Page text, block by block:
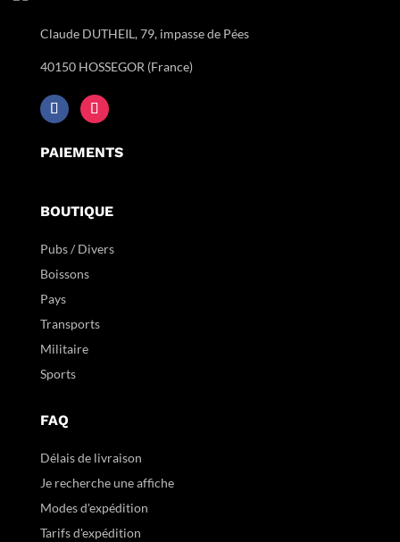
Claude DUTHEIL, 79, impasse de Pées
40150 HOSSEGOR (France)
PAIEMENTS
BOUTIQUE
Pubs / Divers
Boissons
Pays
Transports
Militaire
Sports
FAQ
Délais de livraison
Je recherche une affiche
Modes d'expédition
Tarifs d'expédition